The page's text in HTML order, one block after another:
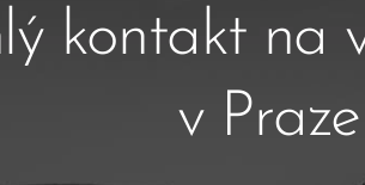
kontakt na
v Praze